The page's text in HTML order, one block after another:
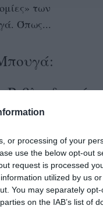
or processing of your
use the below opt-out
request is processed
utilized by us
You may separately
on the IAB’s list of
των
Όπως...
Βιβλιοδρομίες
κι ένα